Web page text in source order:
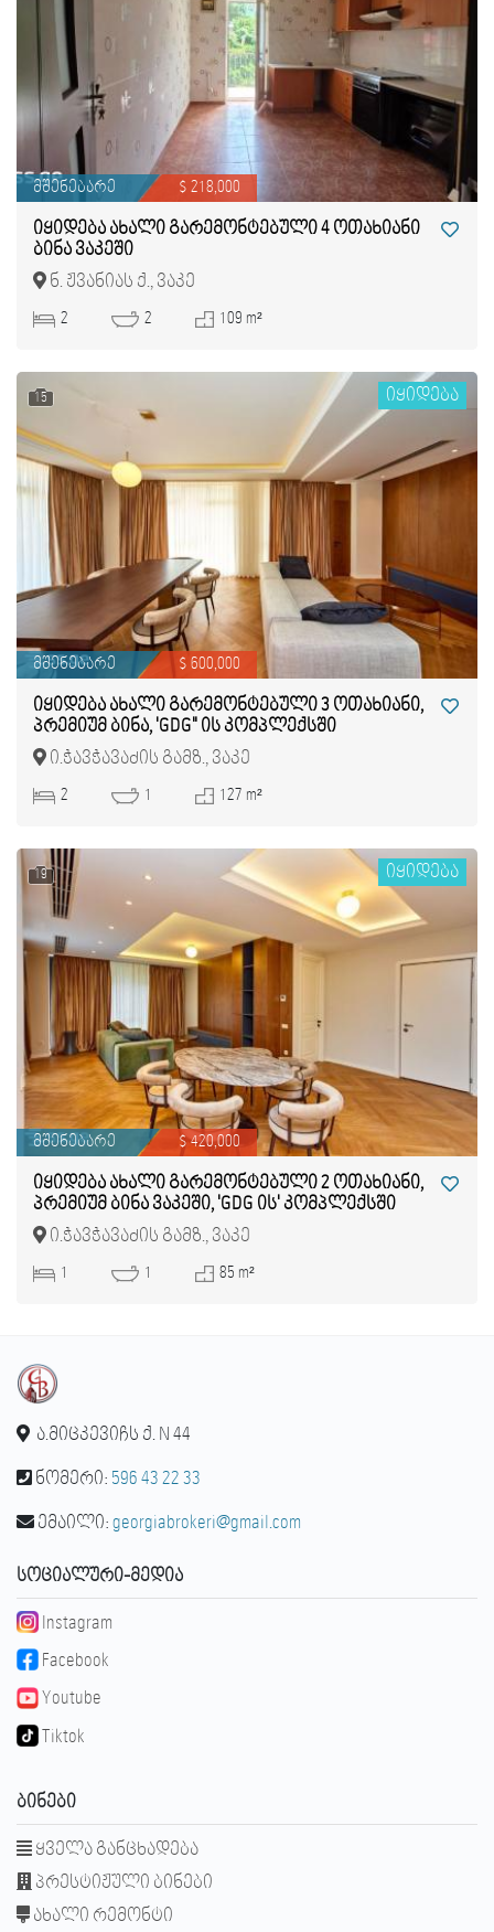
მშენებარე $ 218,000
იყიდება ახალი გარემონტებული 4 ოთახიანი
ბინა ვაკეში
ნ. ჟვანიას ქ., ვაკე
2 2 109 m²
15 იყიდება
მშენებარე $ 600,000
იყიდება ახალი გარემონტებული 3 ოთახიანი,
პრემიუმ ბინა, 'GDG" ის კომპლექსში
ი.ჭავჭავაძის გამზ., ვაკე
2 1 127 m²
19 იყიდება
მშენებარე $ 420,000
იყიდება ახალი გარემონტებული 2 ოთახიანი,
პრემიუმ ბინა ვაკეში, 'GDG ის' კომპლექსში
ი.ჭავჭავაძის გამზ., ვაკე
1 1 85 m²
ა.მიცკევიჩს ქ. N 44
ნომერი: 596 43 22 33
ემაილი: georgiabrokeri@gmail.com
ᲡᲝᲪᲘᲐᲚᲣᲠᲘ-ᲛᲔᲓᲘᲐ
Instagram
Facebook
Youtube
Tiktok
ᲑᲘᲜᲔᲑᲘ
ყველა განცხადება
პრესტიჟული ბინები
ახალი რემონტი